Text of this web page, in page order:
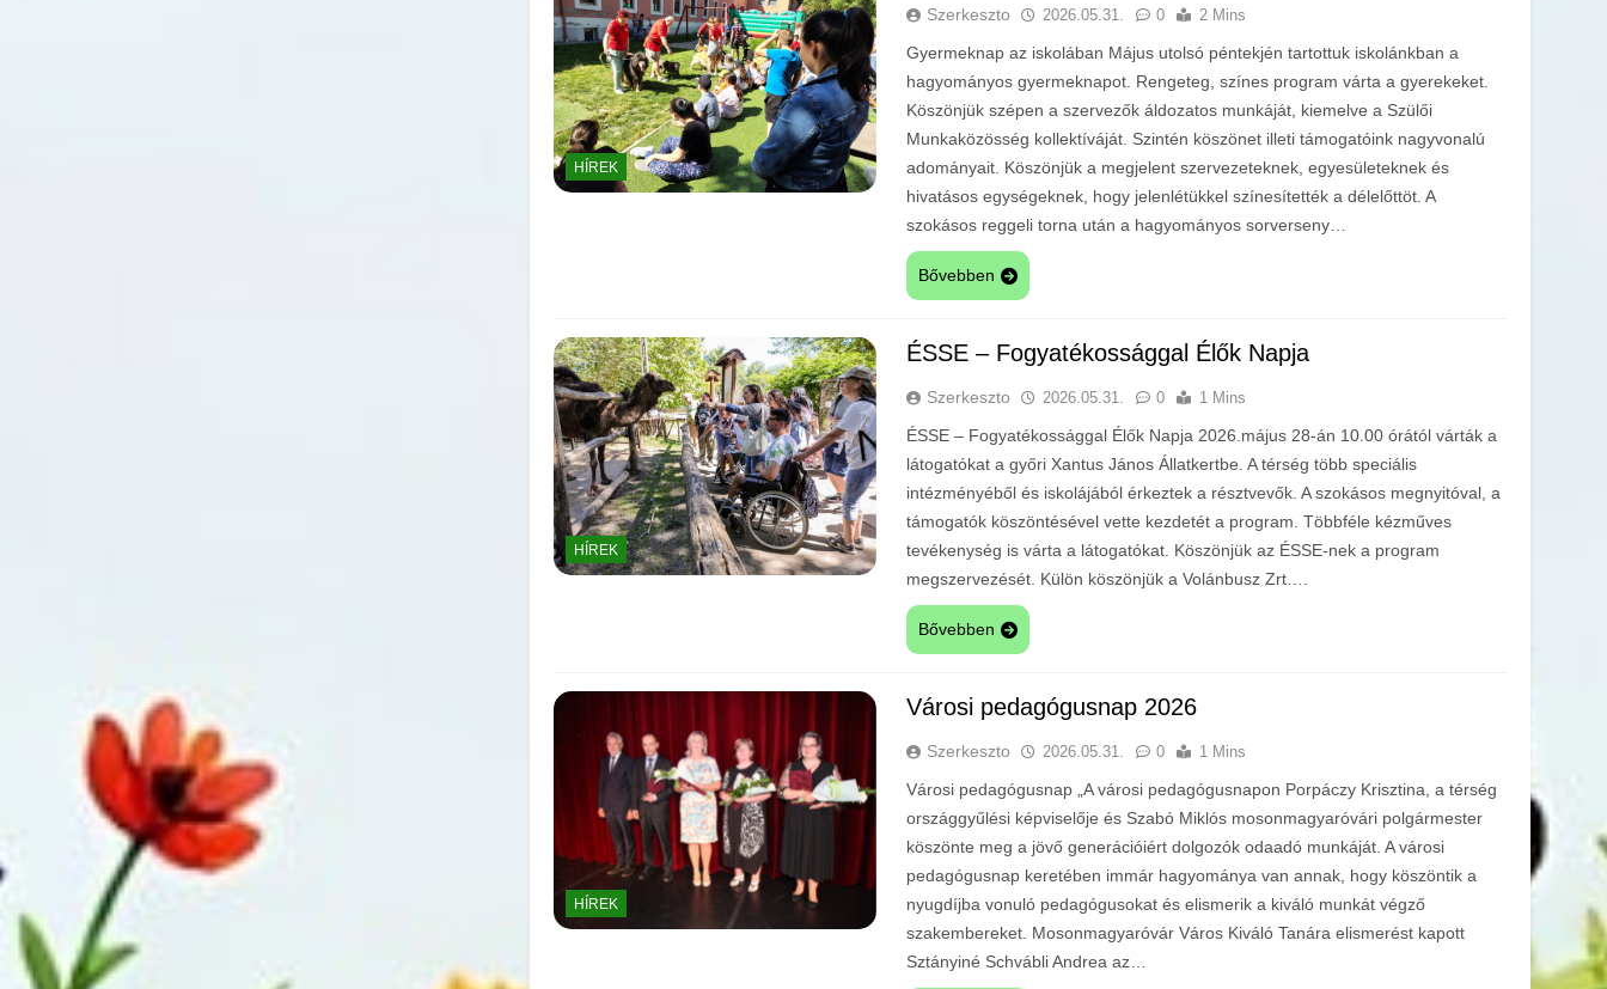
HÍREK
Szerkeszto 2026.05.31. 0 2 Mins
Gyermeknap az iskolában Május utolsó péntekjén tartottuk iskolánkban a
hagyományos gyermeknapot. Rengeteg, színes program várta a gyerekeket.
Köszönjük szépen a szervezők áldozatos munkáját, kiemelve a Szülői
Munkaközösség kollektíváját. Szintén köszönet illeti támogatóink nagyvonalú
adományait. Köszönjük a megjelent szervezeteknek, egyesületeknek és
hivatásos egységeknek, hogy jelenlétükkel színesítették a délelőttöt. A
szokásos reggeli torna után a hagyományos sorverseny…
Bővebben
HÍREK
ÉSSE – Fogyatékossággal Élők Napja
Szerkeszto 2026.05.31. 0 1 Mins
ÉSSE – Fogyatékossággal Élők Napja 2026.május 28-án 10.00 órától várták a
látogatókat a győri Xantus János Állatkertbe. A térség több speciális
intézményéből és iskolájából érkeztek a résztvevők. A szokásos megnyitóval, a
támogatók köszöntésével vette kezdetét a program. Többféle kézműves
tevékenység is várta a látogatókat. Köszönjük az ÉSSE-nek a program
megszervezését. Külön köszönjük a Volánbusz Zrt….
Bővebben
HÍREK
Városi pedagógusnap 2026
Szerkeszto 2026.05.31. 0 1 Mins
Városi pedagógusnap „A városi pedagógusnapon Porpáczy Krisztina, a térség
országgyűlési képviselője és Szabó Miklós mosonmagyaróvári polgármester
köszönte meg a jövő generációiért dolgozók odaadó munkáját. A városi
pedagógusnap keretében immár hagyománya van annak, hogy köszöntik a
nyugdíjba vonuló pedagógusokat és elismerik a kiváló munkát végző
szakembereket. Mosonmagyaróvár Város Kiváló Tanára elismerést kapott
Sztányiné Schvábli Andrea az…